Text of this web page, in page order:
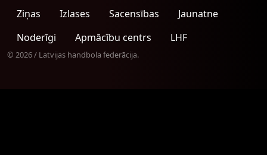
Ziņas Izlases Sacensības
Jaunatne
Noderīgi
Apmācību centrs LHF
© 2026 / Latvijas handbola federācija.